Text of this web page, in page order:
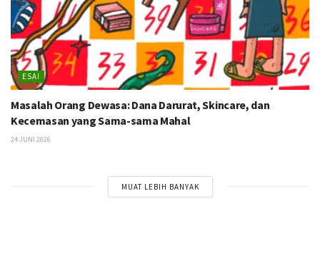
ESAI
Masalah Orang Dewasa: Dana Darurat, Skincare, dan
Kecemasan yang Sama-sama Mahal
24 JUNI 2026
MUAT LEBIH BANYAK